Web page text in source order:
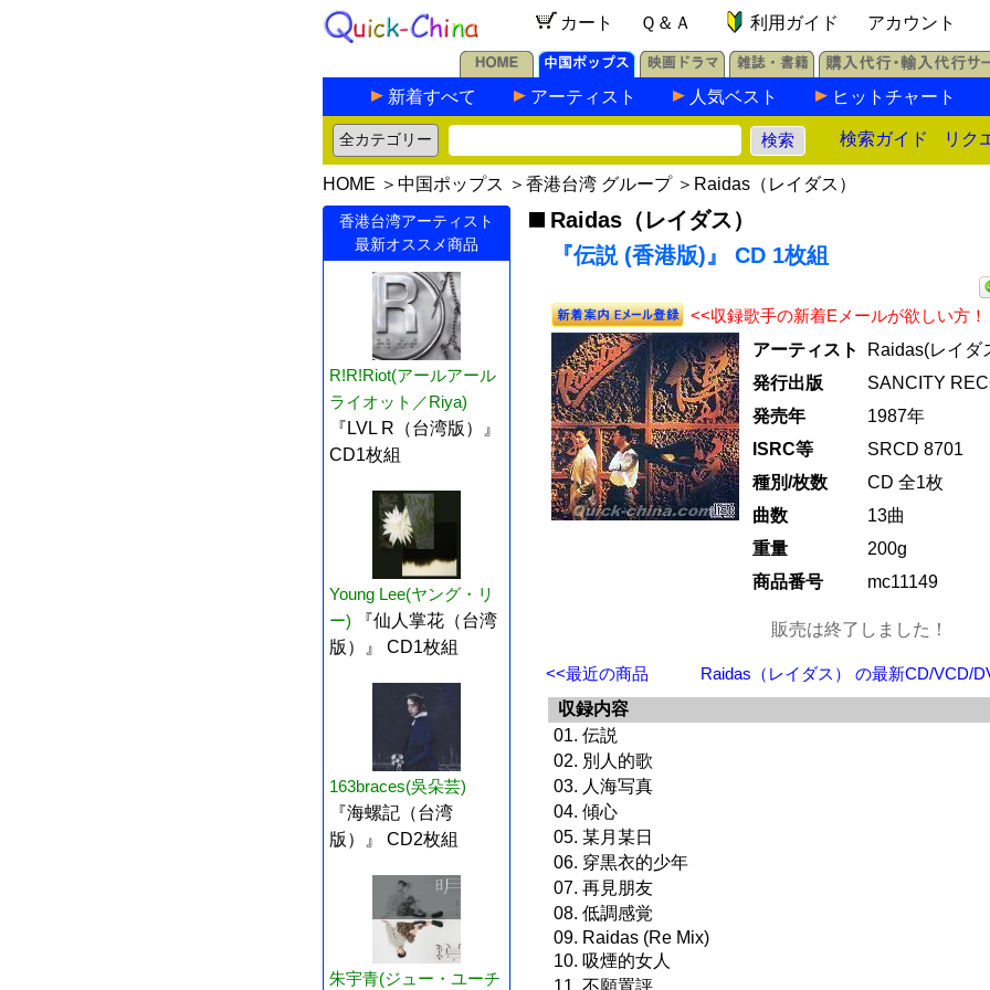
カート Ｑ＆Ａ 利用ガイド アカウント
新着すべて アーティスト 人気ベスト ヒットチャート
検索ガイド リク
HOME ＞ 中国ポップス ＞ 香港台湾 グループ＞ Raidas（レイダス）
香港台湾アーティスト
最新オススメ商品
R!R!Riot(アールアール
ライオット／Riya)
『LVL R（台湾版）』
CD1枚組
Young Lee(ヤング・リ
ー)
『仙人掌花（台湾
版）』 CD1枚組
163braces(吳朵芸)
『海螺記（台湾
版）』 CD2枚組
朱宇青(ジュー・ユーチ
Raidas（レイダス）
『伝説 (香港版)』 CD 1枚組
<<収録歌手の新着Eメールが欲しい方！
アーティスト
Raidas(レイダ
発行出版
SANCITY
発売年
1987年
ISRC等
SRCD 8701
種別/枚数
CD 全1枚
曲数
13曲
重量
200g
商品番号
mc11149
販売は終了しました！
<<最近の商品
Raidas（レイダス） の最新CD/VCD/
収録内容
01. 伝説
02. 別人的歌
03. 人海写真
04. 傾心
05. 某月某日
06. 穿黒衣的少年
07. 再見朋友
08. 低調感覚
09. Raidas (Re Mix)
10. 吸煙的女人
11. 不願置評